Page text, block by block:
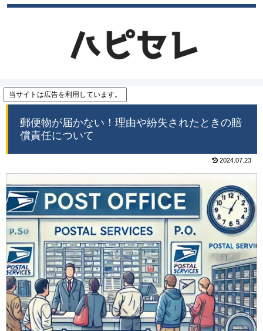
当サイトは広告を利用しています。
郵便物が届かない！理由や紛失されたときの賠
償責任について
2024.07.23